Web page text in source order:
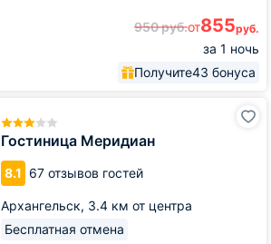
950руб.от855руб.
за 1 ночь
Получите43 бонуса
Гостиница Меридиан
8.1 67 отзывов гостей
Архангельск, 3.4 км от центра
Бесплатная отмена